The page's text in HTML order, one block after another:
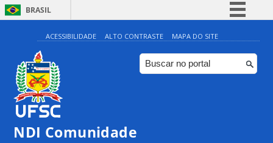
BRASIL
Simplifique!
Comunica BR
Participe
ACESSIBILIDADE ALTO CONTRASTE MAPA DO SITE
NDI Comunidade